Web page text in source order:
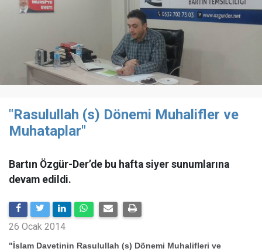
"Rasulullah (s) Dönemi Muhalifler ve
Muhataplar"
Bartın Özgür-Der’de bu hafta siyer sunumlarına
devam edildi.
26 Ocak 2014
"İslam Davetinin Rasulullah (s) Dönemi Muhalifleri ve